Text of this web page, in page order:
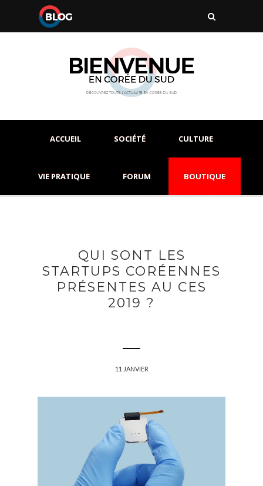
ACCUEIL SOCIÉTÉ CULTURE
VIE PRATIQUE FORUM BOUTIQUE
QUI SONT LES
STARTUPS CORÉENNES
PRÉSENTES AU CES
2019 ?
11 JANVIER